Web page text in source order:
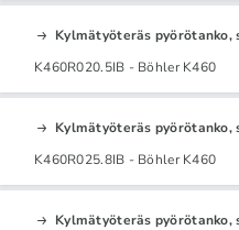
Kylmätyöteräs pyörötanko,
K460R020.5IB - Böhler K460
Kylmätyöteräs pyörötanko,
K460R025.8IB - Böhler K460
Kylmätyöteräs pyörötanko,